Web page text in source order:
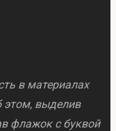
в материалах
этом, выделив
флажок с буквой